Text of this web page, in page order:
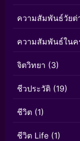
ความสัมพันธ์วัยต่
ความสัมพันธ์ในค
จิตวิทยา (3)
ชีวประวัติ (19)
ชีวิต (1)
ชีวิต Life (1)